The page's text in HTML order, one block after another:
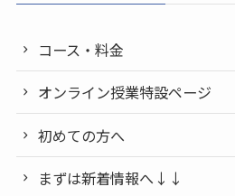
コース・料金
オンライン授業特設ページ
初めての方へ
まずは新着情報へ↓↓